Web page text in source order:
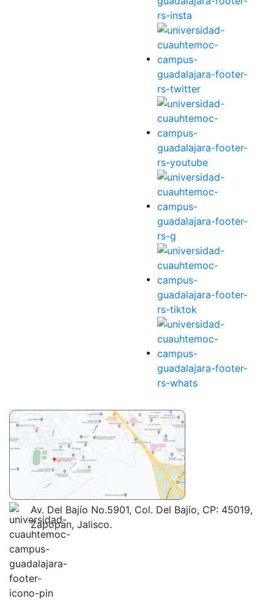
Av. Del Bajío No.5901, Col. Del Bajío, CP: 45019,
Zapopan, Jalisco.